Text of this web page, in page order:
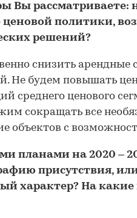
Вы
политики,
решений?
снизить арендные
Не будем повышать
среднего ценового
сокращать все
объектов с
планами на 2020 –
присутствия,
характер? На